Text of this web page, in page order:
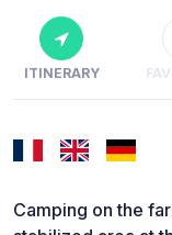
ITINERARY
Camping on the